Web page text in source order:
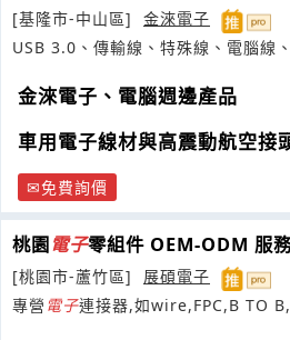
[基隆市-中山區]
金淶電子
USB 3.0、傳輸線、特殊線、電腦線
金淶電子、電腦週邊產品
車用電子線材與高震動航空接
免費詢價
桃園電子零組件 OEM-ODM 服
[桃園市-蘆竹區]
展碩電子
專營 電子連接器,如wire,FPC,B TO